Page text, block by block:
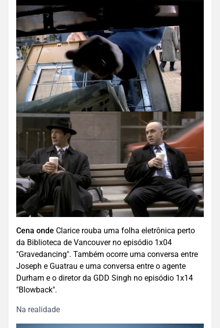
Cena onde Clarice rouba uma folha eletrônica perto
da Biblioteca de Vancouver no episódio 1x04
"Gravedancing". Também ocorre uma conversa entre
Joseph e Guatrau e uma conversa entre o agente
Durham e o diretor da GDD Singh no episódio 1x14
"Blowback".
Na realidade